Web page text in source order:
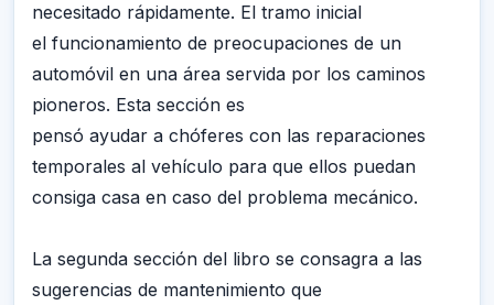
necesitado rápidamente. El tramo inicial
el funcionamiento de preocupaciones de un
automóvil en una área servida por los caminos
pioneros. Esta sección es
pensó ayudar a chóferes con las reparaciones
temporales al vehículo para que ellos puedan
consiga casa en caso del problema mecánico.
La segunda sección del libro se consagra a las
sugerencias de mantenimiento que